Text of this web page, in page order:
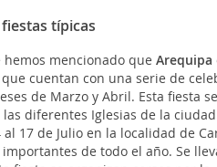
típicas
hemos mencionado que Arequipa
que cuentan con una serie de
de Marzo y Abril. Esta fiesta
diferentes Iglesias de la
al 17 de Julio en la localidad de
de todo el año. Se